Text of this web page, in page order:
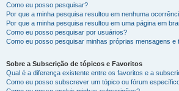
Como eu posso pesquisar?
Por que a minha pesquisa resultou em nenhuma
Por que a minha pesquisa resultou em uma página em
Como eu posso pesquisar por usuários?
Como eu posso pesquisar minhas próprias mensagens e
Sobre a Subscrição de tópicos e Favoritos
Qual é a diferença existente entre os favoritos e a
Como eu posso subscrever um tópico ou fórum